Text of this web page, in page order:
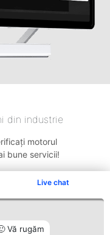
Live chat
Vă rugăm
din industrie
motorul
bune servicii!